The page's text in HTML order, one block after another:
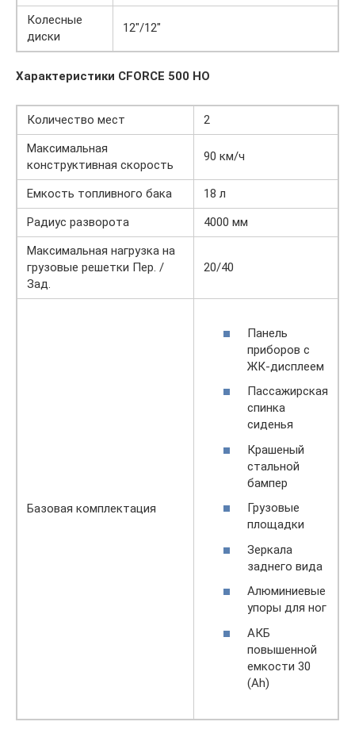
Колесные
диски
12″/12″
Характеристики CFORCE 500 HO
Количество мест
2
Максимальная
конструктивная скорость
90 км/ч
Емкость топливного бака
18 л
Радиус разворота
4000 мм
Максимальная нагрузка на
грузовые решетки Пер. /
Зад.
20/40
Базовая комплектация
Панель
приборов с
ЖК-дисплеем
Пассажирская
спинка
сиденья
Крашеный
стальной
бампер
Грузовые
площадки
Зеркала
заднего вида
Алюминиевые
упоры для ног
АКБ
повышенной
емкости 30
(Ah)